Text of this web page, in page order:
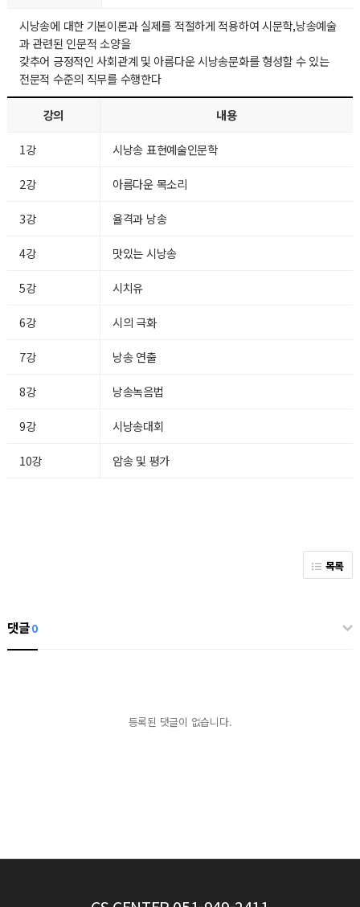
시낭송에 대한 기본이론과 실제를 적절하게 적용하여 시문학,낭송예술
과 관련된 인문적 소양을
갖추어 긍정적인 사회관계 및 아름다운 시낭송문화를 형성할 수 있는
전문적 수준의 직무를 수행한다
강의 내용
1강 시낭송 표현예술인문학
2강 아름다운 목소리
3강 율격과 낭송
4강 맛있는 시낭송
5강 시치유
6강 시의 극화
7강 낭송 연출
8강 낭송녹음법
9강 시낭송대회
10강 암송 및 평가
목록
댓글0
등록된 댓글이 없습니다.